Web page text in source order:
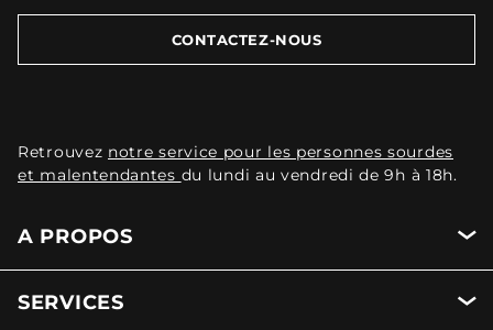
CONTACTEZ-NOUS
Retrouvez notre service pour les personnes sourdes
et malentendantes du lundi au vendredi de 9h à 18h.
A PROPOS
SERVICES